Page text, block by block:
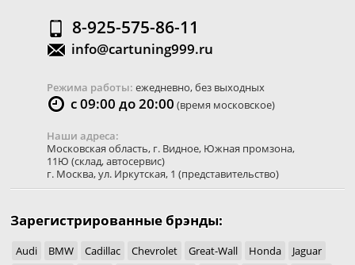
8-925-575-86-11
info@cartuning999.ru
Режима работы: ежедневно, без выходных
с 09:00 до 20:00 (время московское)
Наши адреса:
Московская область, г. Видное, Южная промзона,
11Ю (склад, автосервис)
г. Москва,ул. Иркутская, 1 (представительство)
Зарегистрированные брэнды:
Audi BMW Cadillac Chevrolet Great-Wall Honda
Jaguar